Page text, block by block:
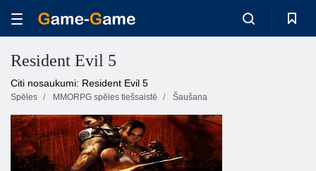
Resident Evil 5
Citi nosaukumi: Resident Evil 5
Spēles MMORPG spēles tiešsaistē Šaušana